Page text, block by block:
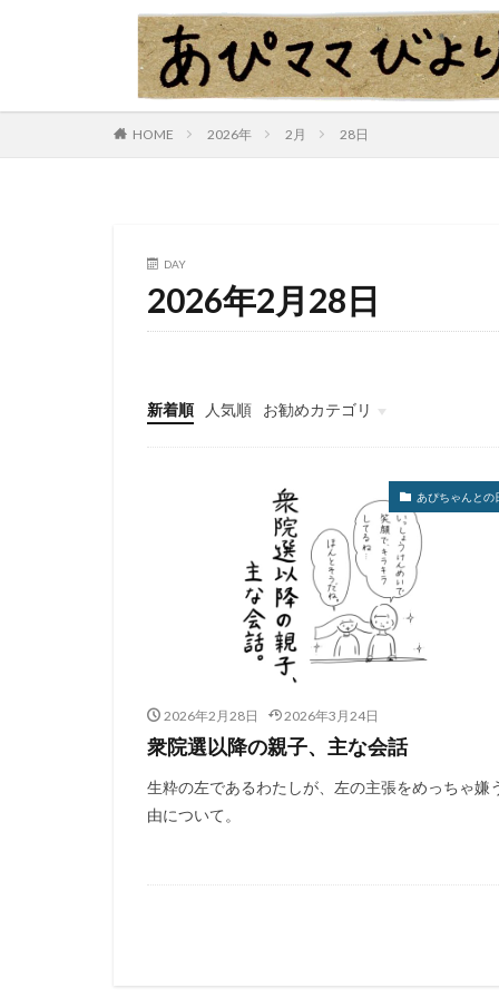
HOME 2026年 2月 28日
DAY
2026年2月28日
新着順 人気順 お勧めカテゴリ
あぴちゃんとの
2026年2月28日 2026年3月24日
衆院選以降の親子、主な会話
生粋の左であるわたしが、左の主張をめっちゃ嫌
由について。